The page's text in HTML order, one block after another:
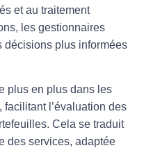
et au traitement
les gestionnaires
décisions plus informées
plus en plus dans les
l’évaluation des
. Cela se traduit
des services, adaptée